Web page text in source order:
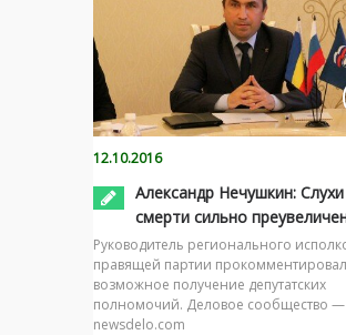
12.10.2016
Александр Нечушкин:
смерти сильно
Руководитель регионального
правящей партии прокомментировал
возможное получение депутатских
полномочий. Деловое сообщество —
newsdelo.com